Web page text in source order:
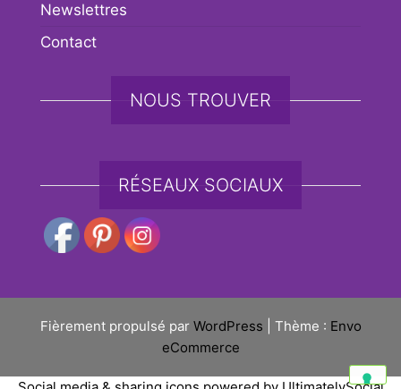
Newslettres
Contact
NOUS TROUVER
RÉSEAUX SOCIAUX
Fièrement propulsé par WordPress Thème : Envo
eCommerce